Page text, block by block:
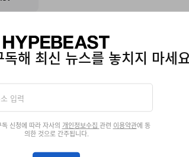
를 놓치지 마세요
해 최신 뉴스를 놓치지 마세
신청에 따라 자사의 개인정보수집 관련 이용약관에 동
의한 것으로 간주됩니다.